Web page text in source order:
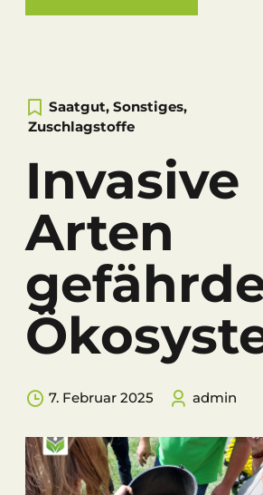
Saatgut, Sonstiges,
Zuschlagstoffe
Invasive
Arten
7. Februar 2025 admin